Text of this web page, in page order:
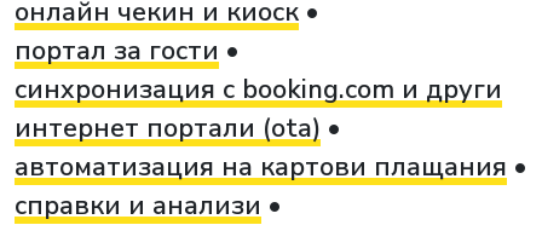
онлайн чекин и киоск
портал за гости
синхронизация с booking.com и други
интернет портали (ota)
автоматизация на картови плащания
справки и анализи